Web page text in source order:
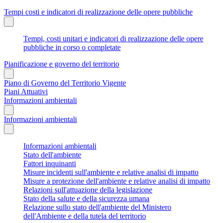
Tempi costi e indicatori di realizzazione delle opere pubbliche
Tempi, costi unitari e indicatori di realizzazione delle opere
pubbliche in corso o completate
Pianificazione e governo del territorio
Piano di Governo del Territorio Vigente
Piani Attuativi
Informazioni ambientali
Informazioni ambientali
Informazioni ambientali
Stato dell'ambiente
Fattori inquinanti
Misure incidenti sull'ambiente e relative analisi di impatto
Misure a protezione dell'ambiente e relative analisi di impatto
Relazioni sull'attuazione della legislazione
Stato della salute e della sicurezza umana
Relazione sullo stato dell'ambiente del Ministero
dell'Ambiente e della tutela del territorio